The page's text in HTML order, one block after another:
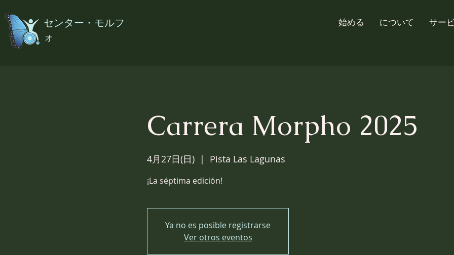
センター・モルフ
ォ
始める について サー
Carrera Morpho 2025
4月27日(日)
  |
Pista Las Lagunas
¡La séptima edición!
Ya no es posible registrarse
Ver otros eventos